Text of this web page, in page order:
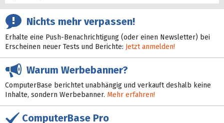
Nichts mehr verpassen!
Erhalte eine Push-Benachrichtigung (oder einen Newsletter) bei
Erscheinen neuer Tests und Berichte: Jetzt anmelden!
Warum Werbebanner?
ComputerBase berichtet unabhängig und verkauft deshalb keine
Inhalte, sondern Werbebanner. Mehr erfahren!
ComputerBase Pro